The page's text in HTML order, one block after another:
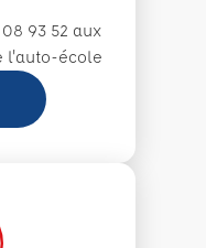
93 52 aux
l'auto-école